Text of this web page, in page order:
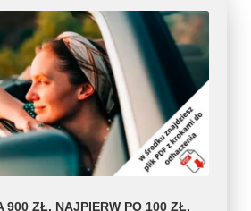
900 ZŁ. NAJPIERW PO 100 ZŁ,